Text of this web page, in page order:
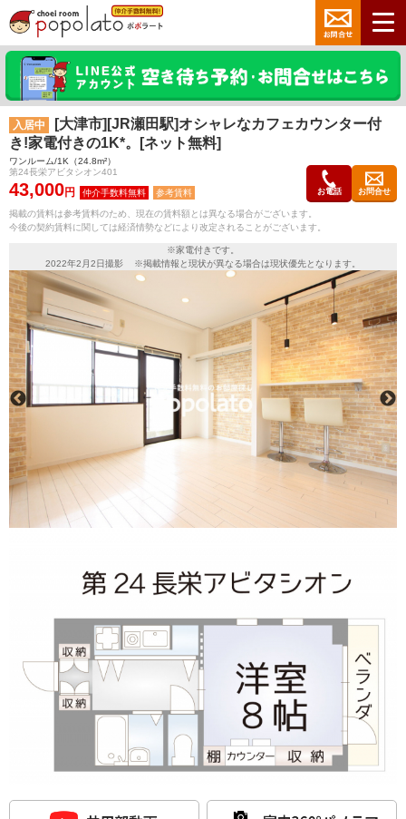
入居中
[大津市][JR瀬田駅]オシャレなカフェカウンター付
き!家電付きの1K*。[ネット無料]
ワンルーム/1K（24.8m²）
第24長栄アビタシオン401
43,000円 参考賃料 お電話 お問合せ
掲載の賃料は参考賃料のため、現在の賃料額とは異なる場合がございます。
今後の契約賃料に関しては経済情勢などにより改定されることがございます。
※家電付きです。
2022年2月2日撮影 ※掲載情報と現状が異なる場合は現状優先となります。